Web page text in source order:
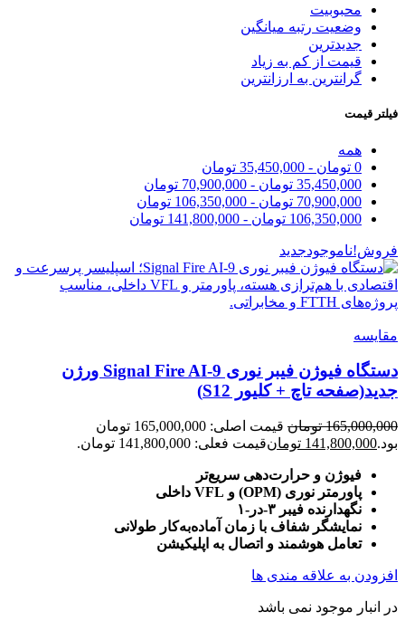
محبوبیت
وضعیت رتبه میانگین
جدیدترین
قیمت از کم به زیاد
گرانترین به ارزانترین
فیلتر قیمت
همه
0 تومان -
35,450,000 تومان
35,450,000 تومان -
70,900,000 تومان
70,900,000 تومان -
106,350,000 تومان
106,350,000 تومان -
141,800,000 تومان
فروش!ناموجودجدید
مقایسه
دستگاه فیوژن فیبر نوری Signal Fire AI-9 ورژن
جدید(صفحه تاچ + کلیور S12)
165,000,000 تومان
قیمت اصلی: 165,000,000 تومان
بود.141,800,000 تومانقیمت فعلی: 141,800,000 تومان.
فیوژن و حرارت‌دهی سریع‌تر
پاورمتر نوری (OPM) و VFL داخلی
نگهدارنده فیبر ۳‑در‑۱
نمایشگر شفاف با زمان آماده‌به‌کار طولانی
تعامل هوشمند و اتصال به اپلیکیشن
افزودن به علاقه مندی ها
در انبار موجود نمی باشد